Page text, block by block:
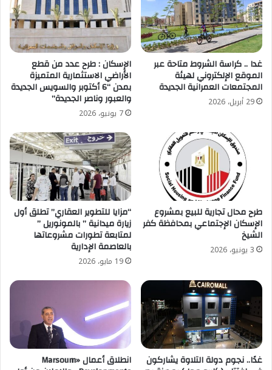
غدا .. كراسة الشروط متاحة عبر
الموقع الإلكتروني لهيئة
المجتمعات العمرانية الجديدة
29 أبريل، 2026
الإسكان : طرح عدد من قطع
الأراضي الاستثمارية المتميزة
بمدن “6 أكتوبر والسويس الجديدة
والعبور وناصر الجديدة”
7 يونيو، 2026
طرح محال تجارية للبيع بمشروع
الإسكان الإجتماعي بمحافظة كفر
الشيخ
3 يونيو، 2026
“مزايا للتطوير العقاري” تطلق أول
زيارة ميدانية ” بالمونوريل ”
لمتابعة تطورات مشروعاتها
بالعاصمة الإدارية
19 مايو، 2026
غدًا.. نجوم دولة التلاوة يشاركون انطلاق أعمال «Marsoum